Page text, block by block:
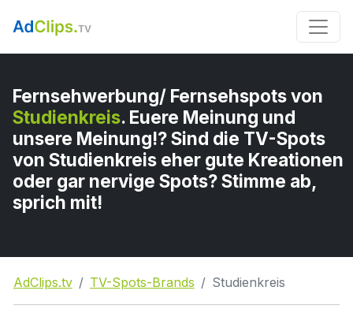
Fernsehwerbung/ Fernsehspots von
Studienkreis. Euere Meinung und
unsere Meinung!? Sind die TV-Spots
von Studienkreis eher gute Kreationen
oder gar nervige Spots? Stimme ab,
sprich mit!
AdClips.tv TV-Spots-Brands Studienkreis